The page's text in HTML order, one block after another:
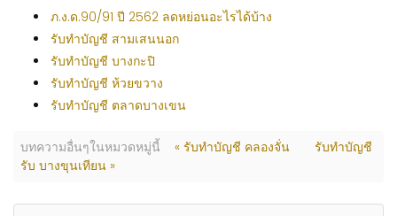
ภ.ง.ด.90/91 ปี 2562 ลดหย่อนอะไรได้บ้าง
รับทำบัญชี สามเสนนอก
รับทำบัญชี บางกะปิ
รับทำบัญชี ห้วยขวาง
รับทำบัญชี ตลาดบางเขน
บทความอื่นๆในหมวดหมู่นี้ « รับทำบัญชี คลองจั่น
รับทำบัญชี
รับ บางขุนเทียน »